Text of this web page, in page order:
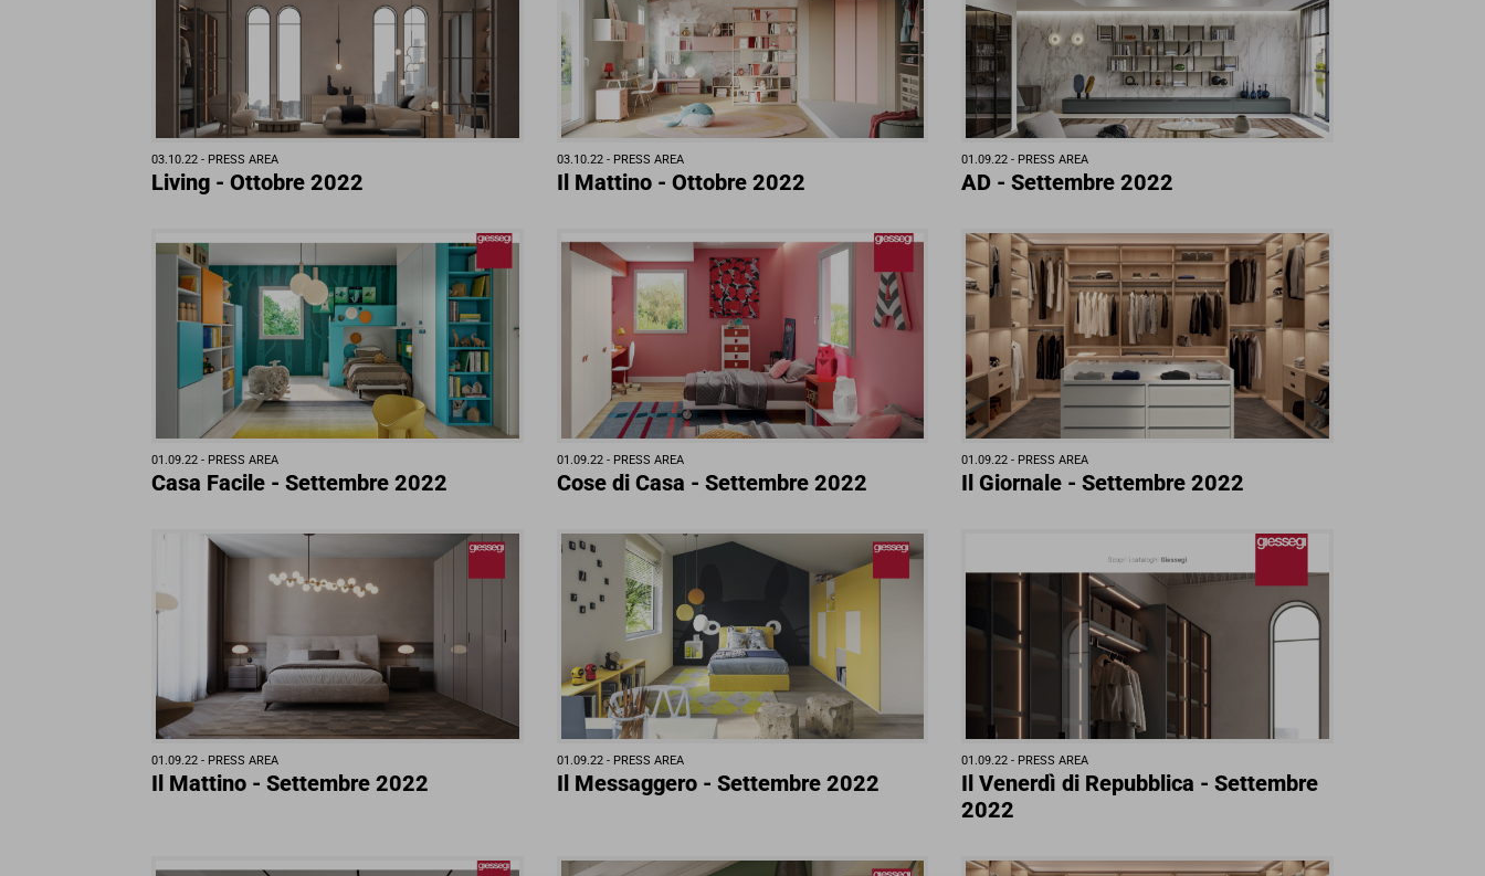
03.10.22 - PRESS AREA
Living - Ottobre 2022
03.10.22 - PRESS AREA
Il Mattino - Ottobre 2022
01.09.22 - PRESS AREA
AD - Settembre 2022
01.09.22 - PRESS AREA
Casa Facile - Settembre 2022
01.09.22 - PRESS AREA
Cose di Casa - Settembre 2022
01.09.22 - PRESS AREA
Il Giornale - Settembre 2022
01.09.22 - PRESS AREA
Il Mattino - Settembre 2022
01.09.22 - PRESS AREA
Il Messaggero - Settembre 2022
01.09.22 - PRESS AREA
Il Venerdì di Repubblica - Settembre
2022